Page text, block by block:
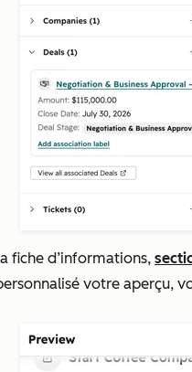
fiche d’informations,
votre aperçu,